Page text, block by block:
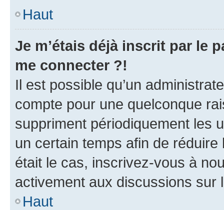
Haut
Je m’étais déjà inscrit par le
me connecter ?!
Il est possible qu’un
compte pour une quelconque
suppriment périodiquement les
un certain temps afin de
était le cas, inscrivez-vous à
activement aux discussions sur
Haut